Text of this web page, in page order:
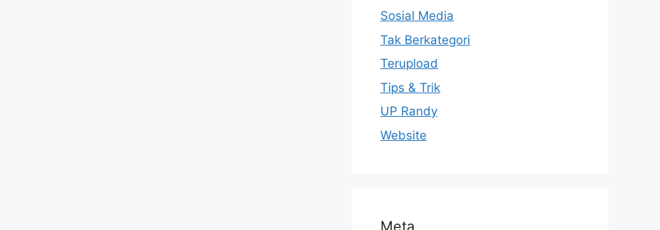
Sosial Media
Tak Berkategori
Terupload
Tips & Trik
UP Randy
Website
Meta